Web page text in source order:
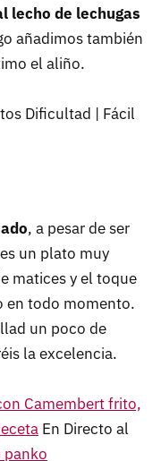
lecho de lechugas
añadimos también
el aliño.
Dificultad | Fácil
, a pesar de ser
un plato muy
matices y el toque
en todo momento.
un poco de
la excelencia.
Camembert frito,
En Directo al
panko